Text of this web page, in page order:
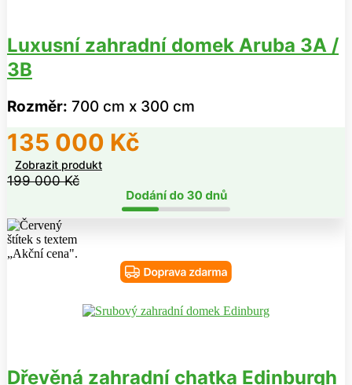
Luxusní zahradní domek Aruba 3A /
3B
Rozměr: 700 cm x 300 cm
135 000 Kč
Zobrazit produkt
199 000Kč
Dřevěná zahradní chatka Edinburgh